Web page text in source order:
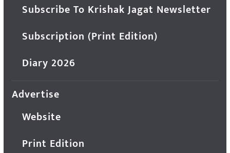
Subscribe To Krishak Jagat Newsletter
Subscription (Print Edition)
Diary 2026
Advertise
Website
Print Edition